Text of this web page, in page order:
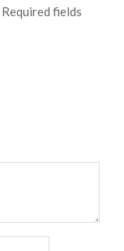
Required fields